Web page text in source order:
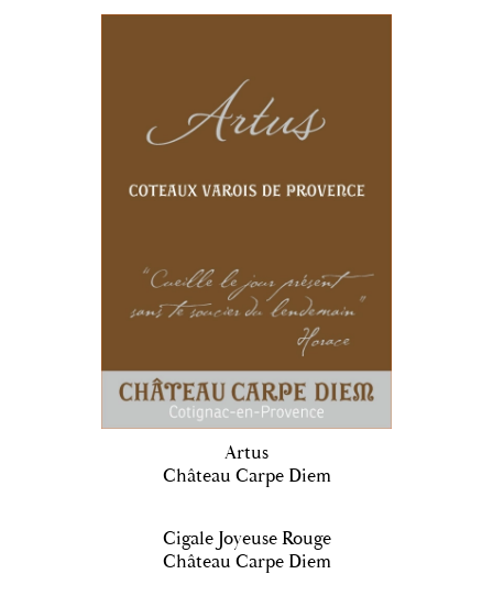
Artus
Château Carpe Diem
Cigale Joyeuse Rouge
Château Carpe Diem